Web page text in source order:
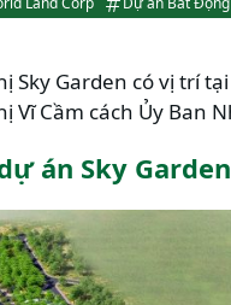
Sky Garden có vị trí
Vĩ Cầm cách Ủy Ban
án Sky